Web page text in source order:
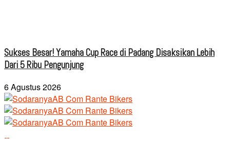
Sukses Besar! Yamaha Cup Race di Padang Disaksikan Lebih
Dari 5 Ribu Pengunjung
6 Agustus 2026